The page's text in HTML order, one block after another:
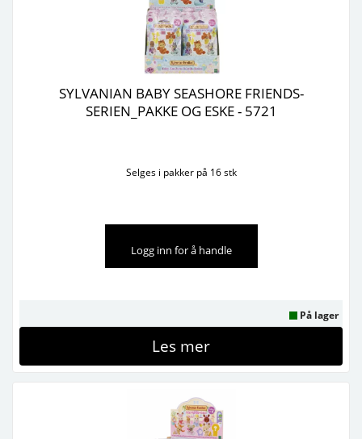
SYLVANIAN BABY SEASHORE FRIENDS-
SERIEN_PAKKE OG ESKE - 5721
Selges i pakker på 16 stk
Logg inn for å handle
På lager
Les mer